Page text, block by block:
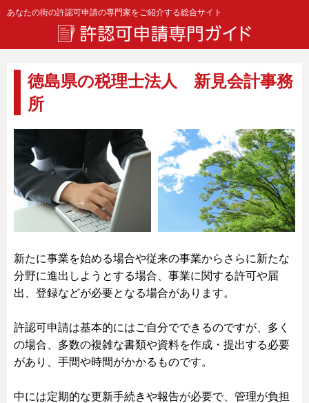
あなたの街の許認可申請の専門家をご紹介する総合サイト
徳島県の税理士法人 新見会計事務
所
新たに事業を始める場合や従来の事業からさらに新たな
分野に進出しようとする場合、事業に関する許可や届
出、登録などが必要となる場合があります。
許認可申請は基本的にはご自分でできるのですが、多く
の場合、多数の複雑な書類や資料を作成・提出する必要
があり、手間や時間がかかるものです。
中には定期的な更新手続きや報告が必要で、管理が負担